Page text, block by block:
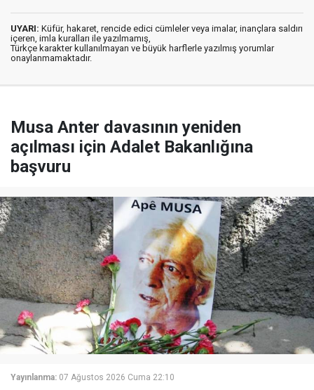
UYARI: Küfür, hakaret, rencide edici cümleler veya imalar, inançlara saldırı
içeren, imla kuralları ile yazılmamış,
Türkçe karakter kullanılmayan ve büyük harflerle yazılmış yorumlar
onaylanmamaktadır.
Musa Anter davasının yeniden
açılması için Adalet Bakanlığına
başvuru
Yayınlanma: 07 Ağustos 2026 Cuma 22:10